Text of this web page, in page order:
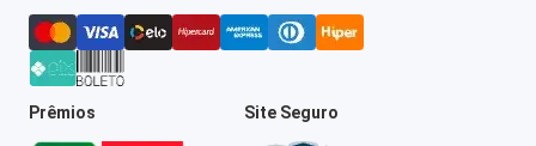
Prêmios Site Seguro